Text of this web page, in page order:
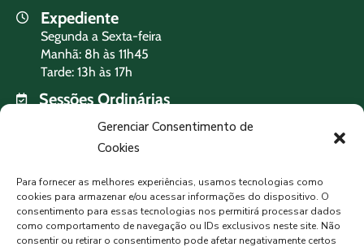
Gerenciar Consentimento de
Cookies
Para fornecer as melhores experiências, usamos tecnologias como
cookies para armazenar e/ou acessar informações do dispositivo. O
consentimento para essas tecnologias nos permitirá processar dados
como comportamento de navegação ou IDs exclusivos neste site. Não
consentir ou retirar o consentimento pode afetar negativamente certos
Expediente
Segunda a Sexta-feira
Manhã: 8h às 11h45
Tarde: 13h às 17h
Sessões Ordinárias
PREVISÃO DO TEMPO
MORMAÇO, BR